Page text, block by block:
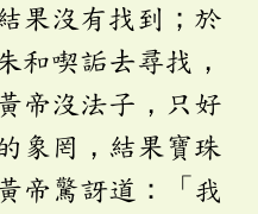
果沒有找到；於
和喫詬去尋找，
帝沒法子，只好
象罔，結果寶珠
帝驚訝道：「我